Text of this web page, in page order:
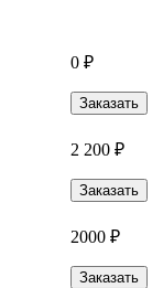
0 ₽
Заказать
2 200 ₽
Заказать
2000 ₽
Заказать